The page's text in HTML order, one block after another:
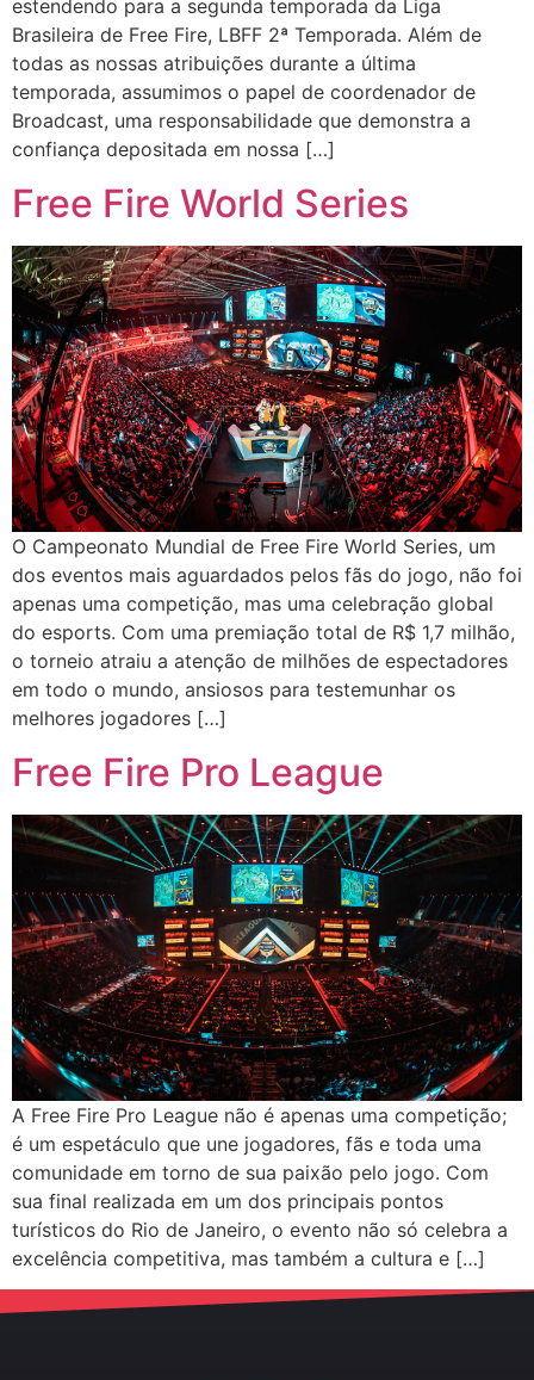
estendendo para a segunda temporada da Liga
Brasileira de Free Fire, LBFF 2ª Temporada. Além de
todas as nossas atribuições durante a última
temporada, assumimos o papel de coordenador de
Broadcast, uma responsabilidade que demonstra a
confiança depositada em nossa […]
Free Fire World Series
O Campeonato Mundial de Free Fire World Series, um
dos eventos mais aguardados pelos fãs do jogo, não foi
apenas uma competição, mas uma celebração global
do esports. Com uma premiação total de R$ 1,7 milhão,
o torneio atraiu a atenção de milhões de espectadores
em todo o mundo, ansiosos para testemunhar os
melhores jogadores […]
Free Fire Pro League
A Free Fire Pro League não é apenas uma competição;
é um espetáculo que une jogadores, fãs e toda uma
comunidade em torno de sua paixão pelo jogo. Com
sua final realizada em um dos principais pontos
turísticos do Rio de Janeiro, o evento não só celebra a
excelência competitiva, mas também a cultura e […]